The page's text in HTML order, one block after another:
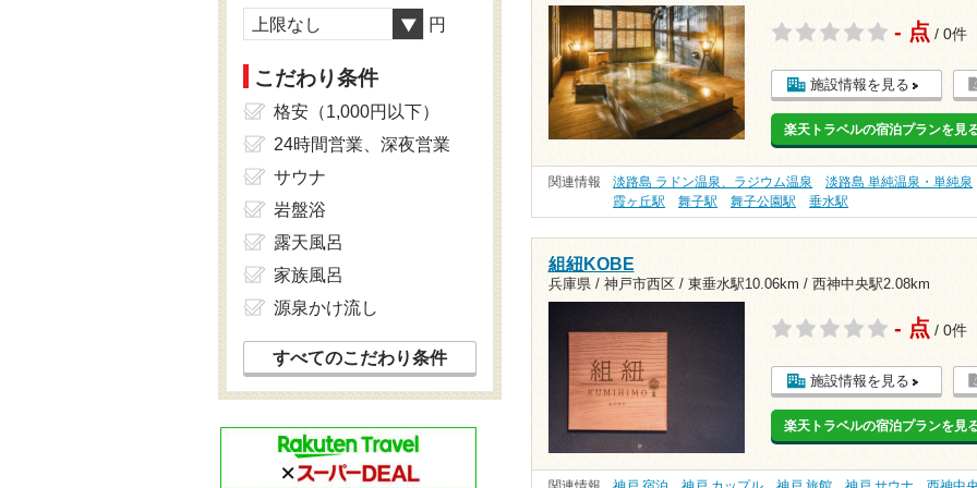
- 点 / 0件
施設情報を見る
楽天トラベルの宿泊プランを見
関連情報 淡路島 ラドン温泉、ラジウム温泉
淡路島 単純温泉・単純泉
霞ヶ丘駅
舞子駅 舞子公園駅 垂水駅
組紐KOBE
兵庫県 / 神戸市西区 / 東垂水駅10.06km / 西神中央駅2.08km
- 点 / 0件
施設情報を見る
楽天トラベルの宿泊プランを見
上限なし 円
こだわり条件
格安（1,000円以下）
24時間営業、深夜営業
サウナ
岩盤浴
露天風呂
家族風呂
源泉かけ流し
すべてのこだわり条件